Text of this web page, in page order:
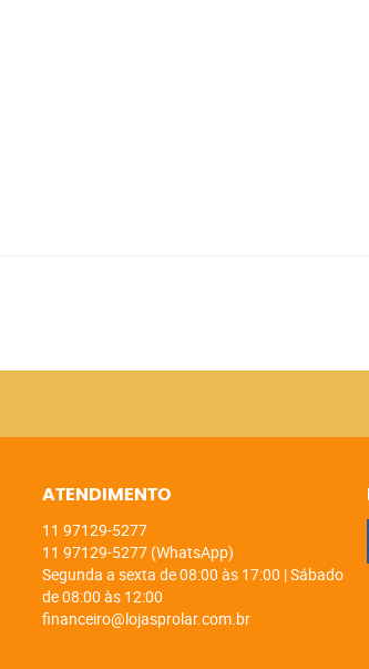
ATENDIMENTO
11 97129-5277
11 97129-5277 (WhatsApp)
Segunda a sexta de 08:00 às 17:00 | Sábado
de 08:00 às 12:00
financeiro@lojasprolar.com.br